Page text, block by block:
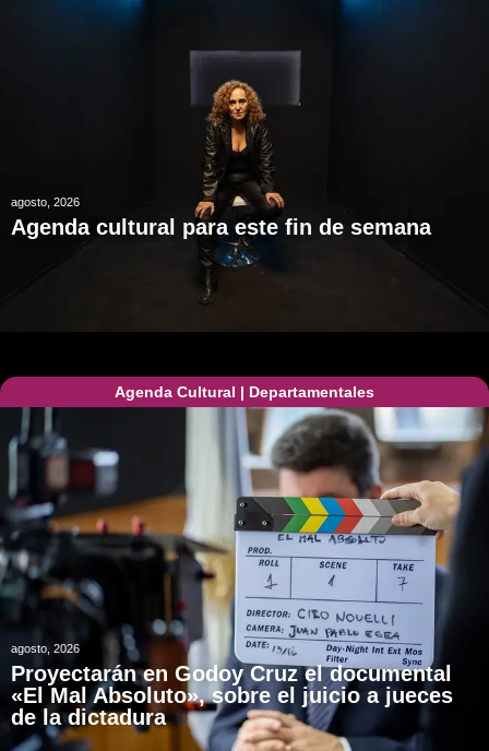
agosto, 2026
Agenda cultural para este fin de semana
Agenda Cultural | Departamentales
agosto, 2026
Proyectarán en Godoy Cruz el documental
«El Mal Absoluto», sobre el juicio a jueces
de la dictadura